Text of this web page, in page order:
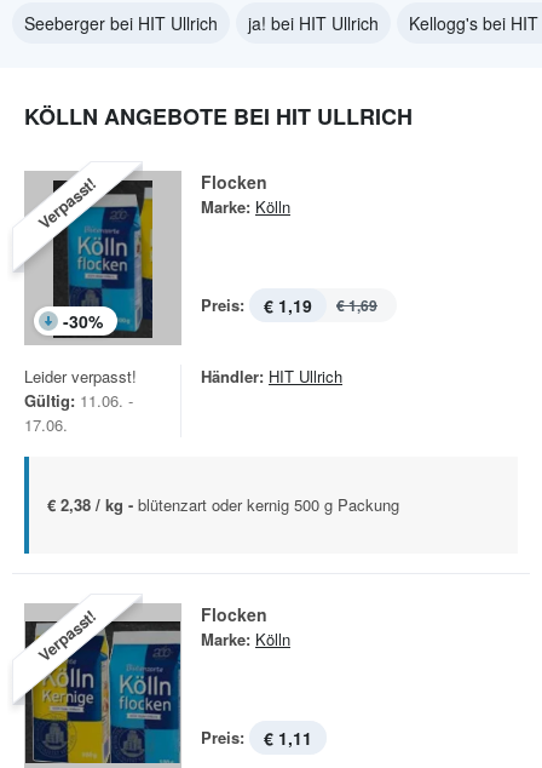
Seeberger bei HIT Ullrich
ja! bei HIT Ullrich Kellogg's bei
KÖLLN ANGEBOTE BEI HIT ULLRICH
Verpasst!
-30%
Flocken
Marke: Kölln
Preis: € 1,19 € 1,69
Leider verpasst!
Gültig: 11.06. -
17.06.
Händler: HIT Ullrich
€ 2,38 / kg - blütenzart oder kernig 500 g Packung
Verpasst! Flocken
Marke: Kölln
Preis: € 1,11